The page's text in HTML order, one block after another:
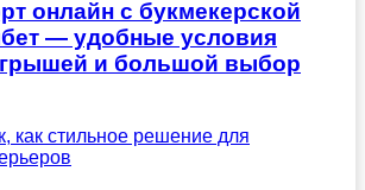
онлайн с букмекерской
— удобные условия
и большой выбор
как стильное решение для